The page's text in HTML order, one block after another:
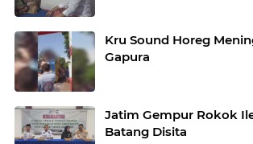
Kru Sound Horeg
Gapura
Jatim Gempur Rokok
Batang Disita